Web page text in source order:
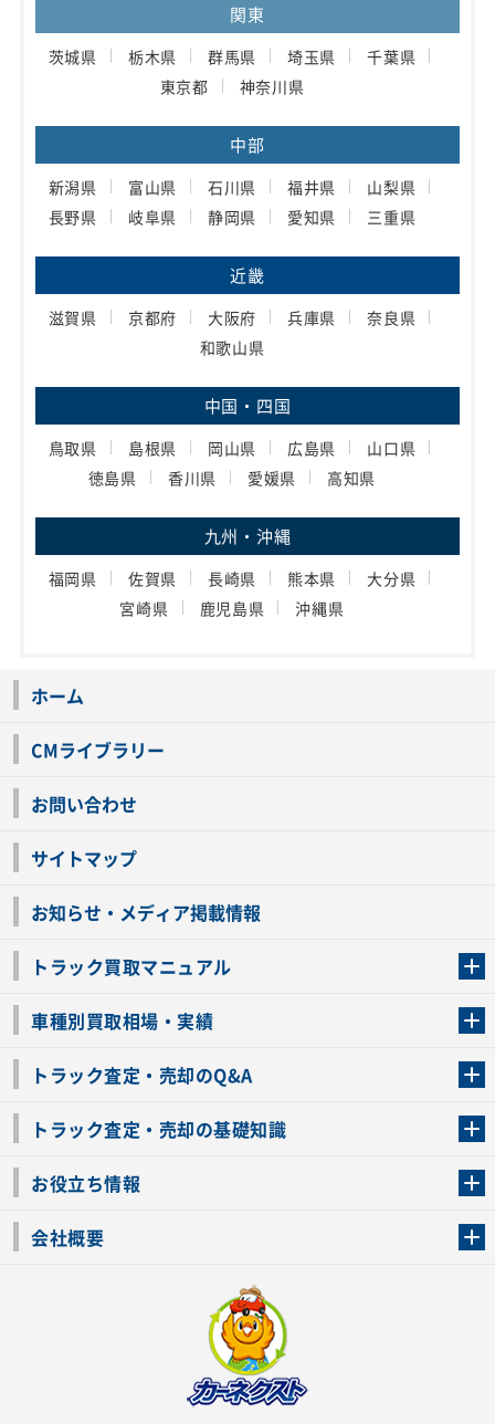
関東
茨城県 栃木県 群馬県 埼玉県
千葉県
東京都
神奈川県
中部
新潟県 富山県 石川県 福井県
山梨県
長野県
岐阜県 静岡県 愛知県 三重県
近畿
滋賀県 京都府 大阪府 兵庫県
奈良県
和歌山県
中国・四国
鳥取県 島根県 岡山県 広島県
山口県
徳島県
香川県 愛媛県 高知県
九州・沖縄
福岡県 佐賀県 長崎県 熊本県
大分県
宮崎県
鹿児島県 沖縄県
ホーム
CMライブラリー
お問い合わせ
サイトマップ
お知らせ・メディア掲載情報
トラック買取マニュアル
車種別買取相場・実績
トラック査定・売却のQ&A
トラック査定・売却の基礎知識
お役立ち情報
会社概要